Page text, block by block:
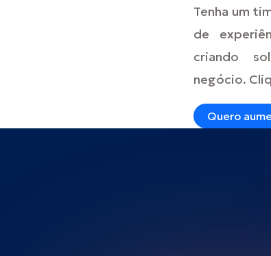
Tenha um
de
criando
negócio.
Quero